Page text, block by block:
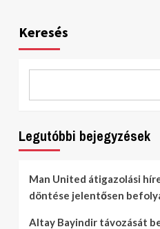
Keresés
Legutóbbi bejegyzések
Man United átigazolási
döntése jelentősen
Altay Bayindir távozását